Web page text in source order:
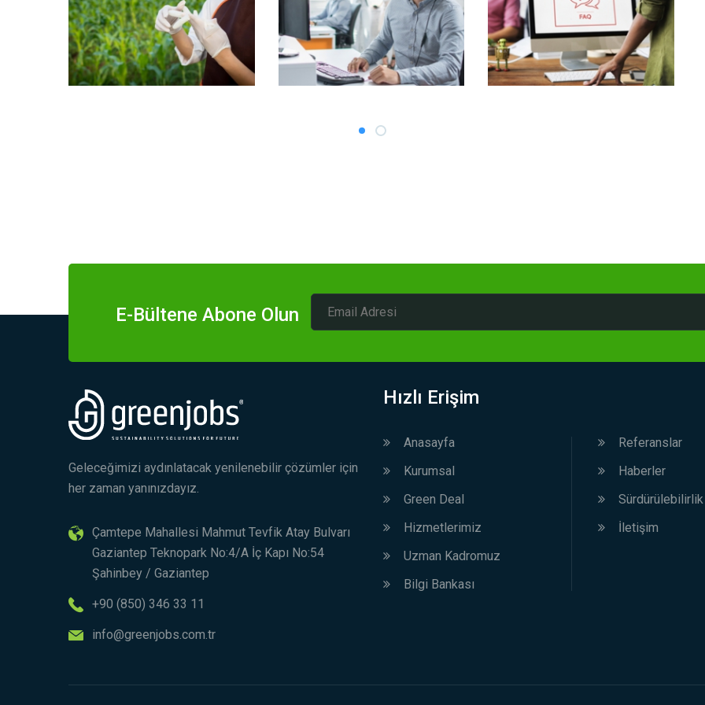
E-Bültene Abone Olun
Geleceğimizi aydınlatacak yenilenebilir çözümler için
her zaman yanınızdayız.
Çamtepe Mahallesi Mahmut Tevfik Atay Bulvarı
Gaziantep Teknopark No:4/A İç Kapı No:54
Şahinbey / Gaziantep
+90 (850) 346 33 11
info@greenjobs.com.tr
Hızlı Erişim
Anasayfa
Kurumsal
Green Deal
Hizmetlerimiz
Uzman Kadromuz
Bilgi Bankası
Referanslar
Haberler
Sürdürülebilirlik
İletişim